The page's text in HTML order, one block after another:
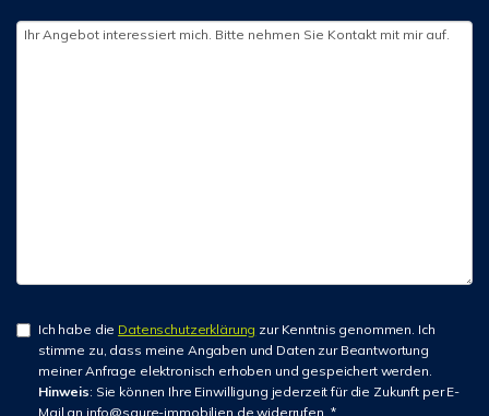
Ich habe die Datenschutzerklärung zur Kenntnis genommen. Ich
stimme zu, dass meine Angaben und Daten zur Beantwortung
meiner Anfrage elektronisch erhoben und gespeichert werden.
Hinweis: Sie können Ihre Einwilligung jederzeit für die Zukunft per E-
Mail an info@saure-immobilien.de widerrufen. *